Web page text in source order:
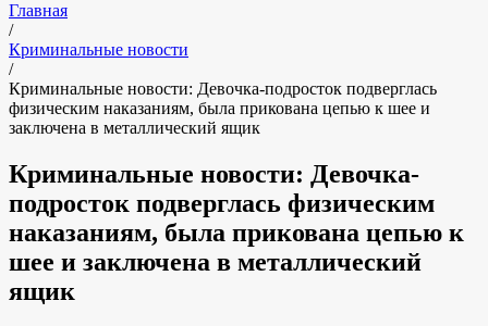
Главная
/
Криминальные новости
/
Криминальные новости: Девочка-подросток подверглась
физическим наказаниям, была прикована цепью к шее и
заключена в металлический ящик
Криминальные новости: Девочка-
подросток подверглась физическим
наказаниям, была прикована цепью к
шее и заключена в металлический
ящик